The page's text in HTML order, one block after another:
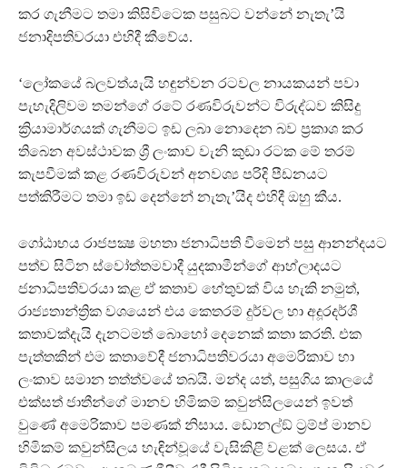
කර ගැනීමට තමා කිසිවිටෙක පසුබට වන්නේ නැතැ’යි
ජනාදිපතිවරයා එහිදී කීවේය.
‘ලෝකයේ බලවත්යැයි හඳුන්වන රටවල නායකයන් පවා
පැහැදිලිවම තමන්ගේ රටේ රණවිරුවන්ට විරුද්ධව කිසිදු
ක්‍රියාමාර්ගයක් ගැනීමට ඉඩ ලබා නොදෙන බව ප්‍රකාශ කර
තිබෙන අවස්ථාවක ශ්‍රී ලංකාව වැනි කුඩා රටක මේ තරම්
කැපවීමක් කළ රණවිරුවන් අනවශ්‍ය පරිදි පීඩනයට
පත්කිරීමට තමා ඉඩ දෙන්නේ නැතැ’යිද එහිදී ඔහු කීය.
ගෝඨාභය රාජපක්‍ෂ මහතා ජනාධිපති වීමෙන් පසු ආනන්දයට
පත්ව සිටින ස්වෝත්තමවාදී යුදකාමීන්ගේ ආහ්ලාදයට
ජනාධිපතිවරයා කළ ඒ කතාව හේතුවක් විය හැකි නමුත්,
රාජ්‍යතාන්ත්‍රික වශයෙන් එය කෙතරම් දුර්වල හා අදූරදර්ශී
කතාවක්දැයි දැනටමත් බොහෝ දෙනෙක් කතා කරති. එක
පැත්තකින් එම කතාවේදී ජනාධිපතිවරයා අමෙරිකාව හා
ලංකාව සමාන තත්ත්වයේ තබයි. මන්ද යත්, පසුගිය කාලයේ
එක්සත් ජාතීන්ගේ මානව හිමිකම් කවුන්සිලයෙන් ඉවත්
වුණේ අමෙරිකාව පමණක් නිසාය. ඩොනල්ඞ් ට්‍රම්ප් මානව
හිමිකම් කවුන්සිලය හැඳින්වූයේ වැසිකිළි වළක් ලෙසය. ඒ